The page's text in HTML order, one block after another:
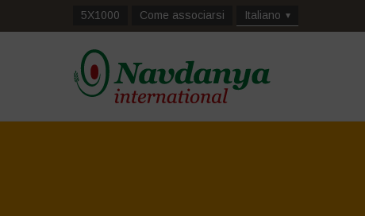
5X1000 Come associarsi Italiano